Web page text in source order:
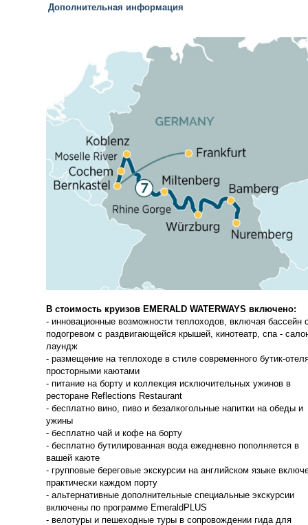
Дополнительная информация
В стоимость круизов EMERALD WATERWAYS включено:
- инновационные возможности теплоходов, включая бассейн
подогревом с раздвигающейся крышей, кинотеатр, спа -
лаундж
- размещение на теплоходе в стиле современного бутик-
просторными каютами
- питание на борту и коллекция исключительных ужинов в
ресторане Reflections Restaurant
- бесплатно вино, пиво и безалкогольные напитки на обеды и
ужины
- бесплатно чай и кофе на борту
- бесплатно бутилированная вода ежедневно пополняется в
вашей каюте
- групповые береговые экскурсии на английском языке
практически каждом порту
- альтернативные дополнительные специальные экскурсии
включены по программе EmeraldPLUS
- велотуры и пешеходные туры в сопровождении гида для